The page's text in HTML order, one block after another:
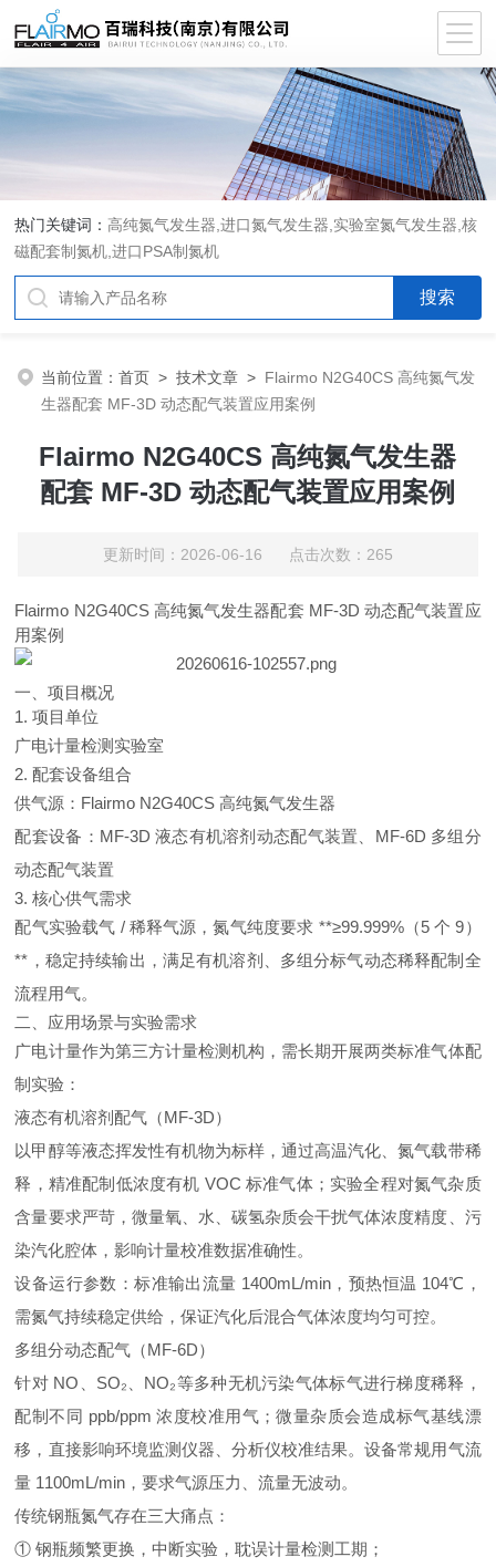
热门关键词： 高纯氮气发生器,进口氮气发生器,实验室氮气发生器,核
磁配套制氮机,进口PSA制氮机
当前位置：首页 >技术文章 > Flairmo N2G40CS 高纯氮气发
生器配套 MF-3D 动态配气装置应用案例
Flairmo N2G40CS 高纯氮气发生器
配套 MF-3D 动态配气装置应用案例
更新时间：2026-06-16 点击次数：265
Flairmo N2G40CS 高纯氮气发生器配套 MF-3D 动态配气装置应
用案例
一、项目概况
1. 项目单位
广电计量检测实验室
2. 配套设备组合
供气源： Flairmo N2G40CS 高纯氮气发生器
配套设备：MF-3D 液态有机溶剂动态配气装置、MF-6D 多组分
动态配气装置
3. 核心供气需求
配气实验载气 / 稀释气源，氮气纯度要求 **≥99.999%（5 个 9）
**，稳定持续输出，满足有机溶剂、多组分标气动态稀释配制全
流程用气。
二、应用场景与实验需求
广电计量作为第三方计量检测机构，需长期开展两类标准气体配
制实验：
液态有机溶剂配气（MF-3D）
以甲醇等液态挥发性有机物为标样，通过高温汽化、氮气载带稀
释，精准配制低浓度有机 VOC 标准气体；实验全程对氮气杂质
含量要求严苛，微量氧、水、碳氢杂质会干扰气体浓度精度、污
染汽化腔体，影响计量校准数据准确性。
设备运行参数：标准输出流量 1400mL/min，预热恒温 104℃，
需氮气持续稳定供给，保证汽化后混合气体浓度均匀可控。
多组分动态配气（MF-6D）
针对 NO、SO₂、NO₂等多种无机污染气体标气进行梯度稀释，
配制不同 ppb/ppm 浓度校准用气；微量杂质会造成标气基线漂
移，直接影响环境监测仪器、分析仪校准结果。设备常规用气流
量 1100mL/min，要求气源压力、流量无波动。
传统钢瓶氮气存在三大痛点：
① 钢瓶频繁更换，中断实验，耽误计量检测工期；